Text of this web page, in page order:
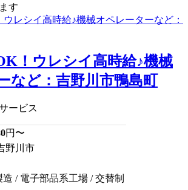
す
！ウレシイ高時給♪機械
など：吉野川市鴨島町
ービス
円〜
野川市
/ 電子部品系工場 / 交替制